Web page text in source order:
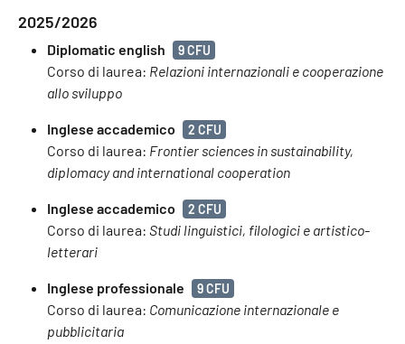
2025/2026
Diplomatic english 9 CFU
Corso di laurea: Relazioni internazionali e cooperazione
allo sviluppo
Inglese accademico 2 CFU
Corso di laurea: Frontier sciences in sustainability,
diplomacy and international cooperation
Inglese accademico 2 CFU
Corso di laurea: Studi linguistici, filologici e artistico-
letterari
Inglese professionale 9 CFU
Corso di laurea: Comunicazione internazionale e
pubblicitaria